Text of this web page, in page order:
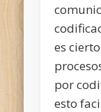
es
por
esto